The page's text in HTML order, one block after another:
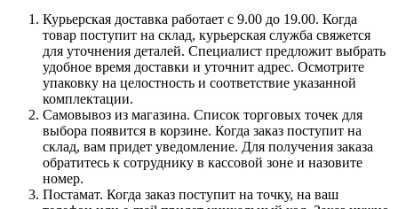
Курьерская доставка работает с 9.00 до 19.00. Когда
товар поступит на склад, курьерская служба свяжется
для уточнения деталей. Специалист предложит выбрать
удобное время доставки и уточнит адрес. Осмотрите
упаковку на целостность и соответствие указанной
комплектации.
Самовывоз из магазина. Список торговых точек для
выбора появится в корзине. Когда заказ поступит на
склад, вам придет уведомление. Для получения заказа
обратитесь к сотруднику в кассовой зоне и назовите
номер.
Постамат. Когда заказ поступит на точку, на ваш